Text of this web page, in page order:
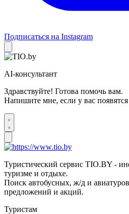
Подписаться на Instagram
AI-консультант
Здравствуйте! Готова помочь вам.
Напишите мне, если у вас
Туристический сервис TIO.BY -
туризме и отдыхе.
Поиск автобусных, ж/д и
предложений и акций.
Туристам